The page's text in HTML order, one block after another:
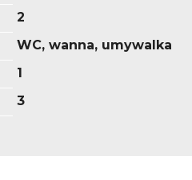
2
WC, wanna, umywalka
1
3